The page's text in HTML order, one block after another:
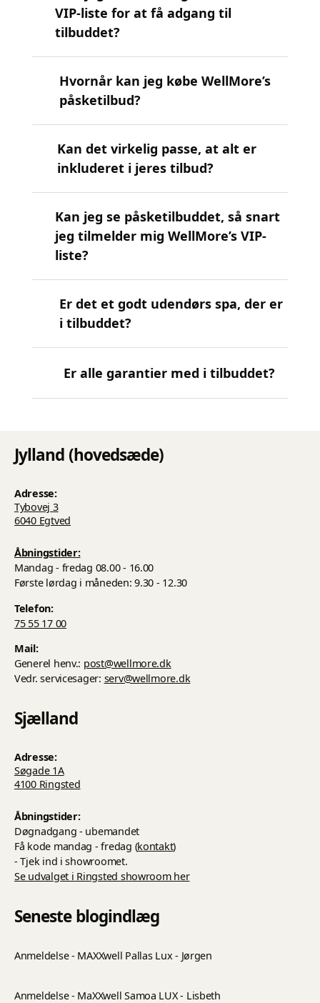
VIP-liste for at få adgang til
tilbuddet?
Hvornår kan jeg købe WellMore’s
påsketilbud?
Kan det virkelig passe, at alt er
inkluderet i jeres tilbud?
Kan jeg se påsketilbuddet, så snart
jeg tilmelder mig WellMore’s VIP-
liste?
Er det et godt udendørs spa, der er
i tilbuddet?
Er alle garantier med i tilbuddet?
Jylland (hovedsæde)
Adresse:
Tybovej 3
6040 Egtved
Åbningstider:
Mandag - fredag 08.00 - 16.00
Første lørdag i måneden: 9.30 - 12.30
Telefon:
75 55 17 00
Mail:
Generel henv.: post@wellmore.dk
Vedr. servicesager: serv@wellmore.dk
Sjælland
Adresse:
Søgade 1A
4100 Ringsted
Åbningstider:
Døgnadgang - ubemandet
Få kode mandag - fredag (kontakt)
- Tjek ind i showroomet.
Se udvalget i Ringsted showroom her
Seneste blogindlæg
Anmeldelse - MAXXwell Pallas Lux - Jørgen
Anmeldelse - MaXXwell Samoa LUX - Lisbeth